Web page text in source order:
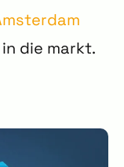
die markt.